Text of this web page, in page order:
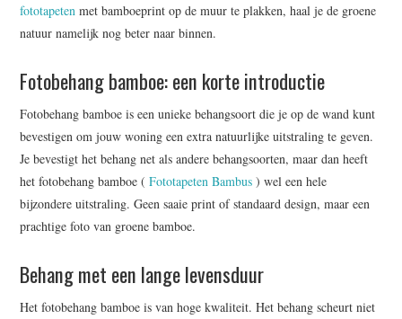
fototapeten met bamboeprint op de muur te plakken, haal je de groene
natuur namelijk nog beter naar binnen.
Fotobehang bamboe: een korte introductie
Fotobehang bamboe is een unieke behangsoort die je op de wand kunt
bevestigen om jouw woning een extra natuurlijke uitstraling te geven.
Je bevestigt het behang net als andere behangsoorten, maar dan heeft
het fotobehang bamboe (Fototapeten Bambus ) wel een hele
bijzondere uitstraling. Geen saaie print of standaard design, maar een
prachtige foto van groene bamboe.
Behang met een lange levensduur
Het fotobehang bamboe is van hoge kwaliteit. Het behang scheurt niet